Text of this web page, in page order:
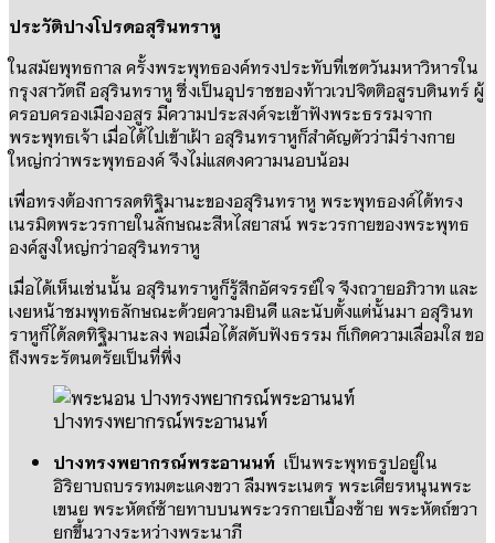
ประวัติปางโปรดอสุรินทราหู
ในสมัยพุทธกาล ครั้งพระพุทธองค์ทรงประทับที่เชตวันมหาวิหารใน
กรุงสาวัตถี อสุรินทราหู ซึ่งเป็นอุปราชของท้าวเวปจิตติอสูรบดินทร์ ผู้
ครอบครองเมืองอสูร มีความประสงค์จะเข้าฟังพระธรรมจาก
พระพุทธเจ้า เมื่อได้ไปเข้าเฝ้า อสุรินทราหูก็สำคัญตัวว่ามีร่างกาย
ใหญ่กว่าพระพุทธองค์ จึงไม่แสดงความนอบน้อม
เพื่อทรงต้องการลดทิฐิมานะของอสุรินทราหู พระพุทธองค์ได้ทรง
เนรมิตพระวรกายในลักษณะสีหไสยาสน์ พระวรกายของพระพุทธ
องค์สูงใหญ่กว่าอสุรินทราหู
เมื่อได้เห็นเช่นนั้น อสุรินทราหูก็รู้สึกอัศจรรย์ใจ จึงถวายอภิวาท และ
เงยหน้าชมพุทธลักษณะด้วยความยินดี และนับตั้งแต่นั้นมา อสุรินท
ราหูก็ได้ลดทิฐิมานะลง พอเมื่อได้สดับฟังธรรม ก็เกิดความเลื่อมใส ขอ
ถึงพระรัตนตรัยเป็นที่พึ่ง
ปางทรงพยากรณ์พระอานนท์
ปางทรงพยากรณ์พระอานนท์ เป็นพระพุทธรูปอยู่ใน
อิริยาบถบรรทมตะแคงขวา ลืมพระเนตร พระเศียรหนุนพระ
เขนย พระหัตถ์ซ้ายทาบบนพระวรกายเบื้องซ้าย พระหัตถ์ขวา
ยกขึ้นวางระหว่างพระนาภี